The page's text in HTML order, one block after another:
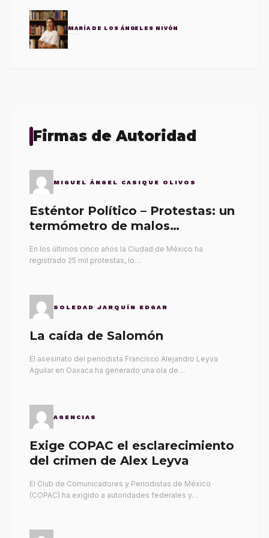
MARÍA DE LOS ÁNGELES NIVÓN
Firmas de Autoridad
MIGUEL ÁNGEL CASIQUE OLIVOS
Esténtor Político – Protestas: un
termómetro de malos
En los últimos cinco años la Ciudad de México ha
registrado 25 mil protestas, lo…
SOLEDAD JARQUÍN EDGAR
La caída de Salomón
El asesinato del periodista Francisco Alejandro Leyva
Aguilar en Oaxaca ha generado una ola de…
AGENCIAS
Exige COPAC el esclarecimiento
del crimen de Alex Leyva
El Club de Comunicadores y Periodistas de México
(COPAC) ha exigido a autoridades federales y…